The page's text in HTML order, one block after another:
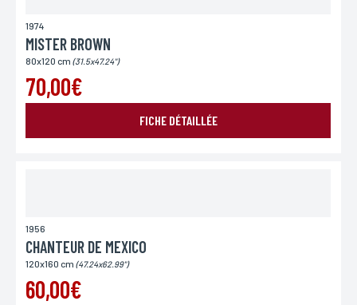
1974
MISTER BROWN
80x120 cm (31.5x47.24")
70,00€
FICHE DÉTAILLÉE
1956
CHANTEUR DE MEXICO
120x160 cm (47.24x62.99")
60,00€